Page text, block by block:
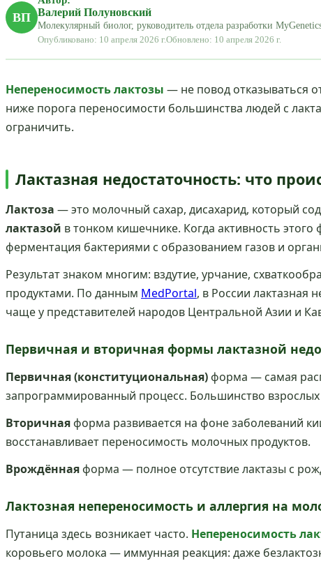
ВП Валерий Полуновский
Молекулярный биолог, руководитель отдела разработки
Опубликовано: 10 апреля 2026 г.Обновлено: 10 апреля 2026 г.
Непереносимость лактозы — не повод отказываться
ниже порога переносимости большинства людей с
ограничить.
Лактазная недостаточность: что
Лактоза — это молочный сахар, дисахарид, который
лактазой в тонком кишечнике. Когда активность
ферментация бактериями с образованием газов и
Результат знаком многим: вздутие, урчание,
продуктами. По данным MedPortal, в России лактазная
чаще у представителей народов Центральной Азии и
Первичная и вторичная формы лактазной
Первичная (конституциональная)форма — самая
запрограммированный процесс. Большинство
Вторичнаяформа развивается на фоне заболеваний
восстанавливает переносимость молочных продуктов.
Врождённаяформа — полное отсутствие лактазы с
Лактозная непереносимость и аллергия на
Путаница здесь возникает часто. Непереносимость
коровьего молока — иммунная реакция: даже